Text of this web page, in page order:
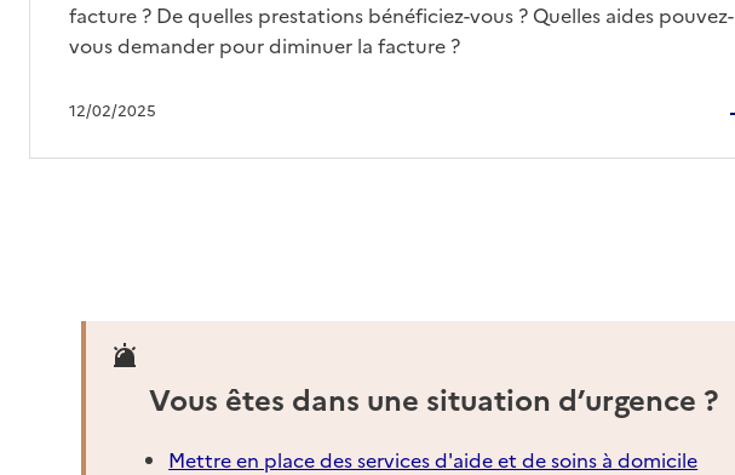
12/02/2025
facture ? De quelles prestations bénéficiez-vous ? Quelles aides pouvez-
vous demander pour diminuer la facture ?
Vous êtes dans une situation d’urgence ?
Mettre en place des services d'aide et de soins à domicile